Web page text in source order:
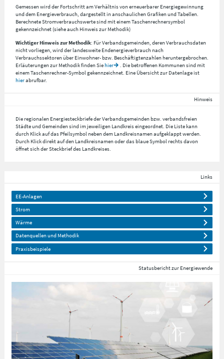
Gemessen wird der Fortschritt am Verhältnis von erneuerbarer Energiegewinnung
und dem Energieverbrauch, dargestellt in anschaulichen Grafiken und Tabellen.
Berechnete Stromverbrauchswerte sind mit einem Taschenrechnersymbol
gekennzeichnet (siehe auch Hinweis zur Methodik)
Wichtiger Hinweis zur Methodik: Für Verbandsgemeinden, deren Verbrauchsdaten
nicht vorliegen, wird der landesweite Endenergieverbrauch nach
Verbrauchssektoren über Einwohner- bzw. Beschäftigtenzahlen heruntergebrochen.
Erläuterungen zur Methodik finden Siehier
. Die betroffenen Kommunen sind mit
einem Taschenrechner-Symbol gekennzeichnet. Eine Übersicht zur Datenlage ist
hierabrufbar.
Hinweis
Die regionalen Energiesteckbriefe der Verbandsgemeinden bzw. verbandsfreien
Städte und Gemeinden sind im jeweiligen Landkreis eingeordnet. Die Liste kann
durch Klick auf das Pfeilsymbol neben dem Landkreisnamen aufgeklappt werden.
Durch Klick direkt auf den Landkreisnamen oder das blaue Symbol rechts davon
öffnet sich der Steckbrief des Landkreises.
Links
EE-Anlagen
Strom
Wärme
Datenquellen und Methodik
Praxisbeispiele
Statusbericht zur Energiewende